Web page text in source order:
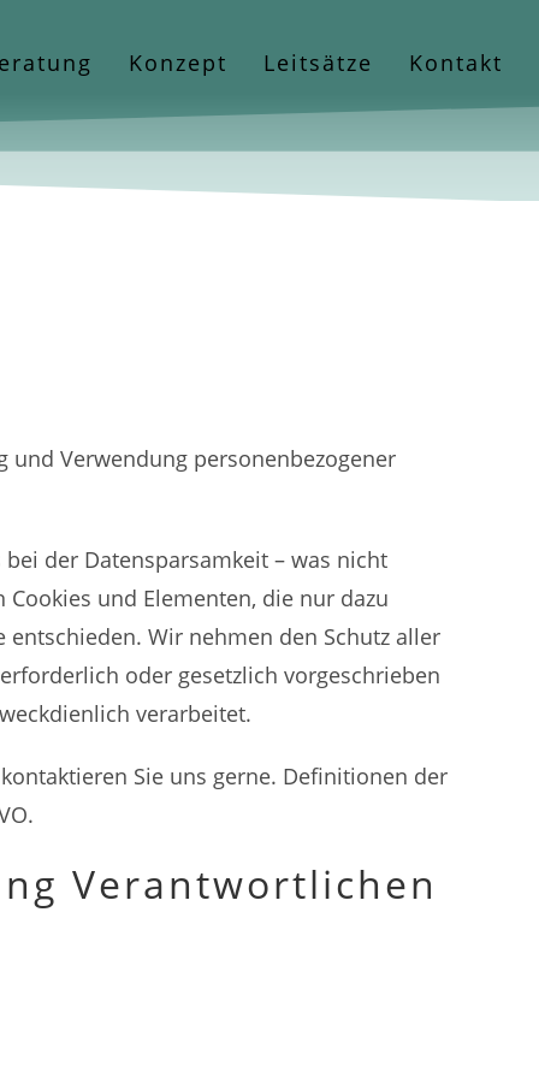
Konzept Leitsätze Kontakt
und Verwendung personenbezogener
der Datensparsamkeit – was nicht
und Elementen, die nur dazu
Wir nehmen den Schutz aller
oder gesetzlich vorgeschrieben
verarbeitet.
Sie uns gerne. Definitionen der
.
Verantwortlichen